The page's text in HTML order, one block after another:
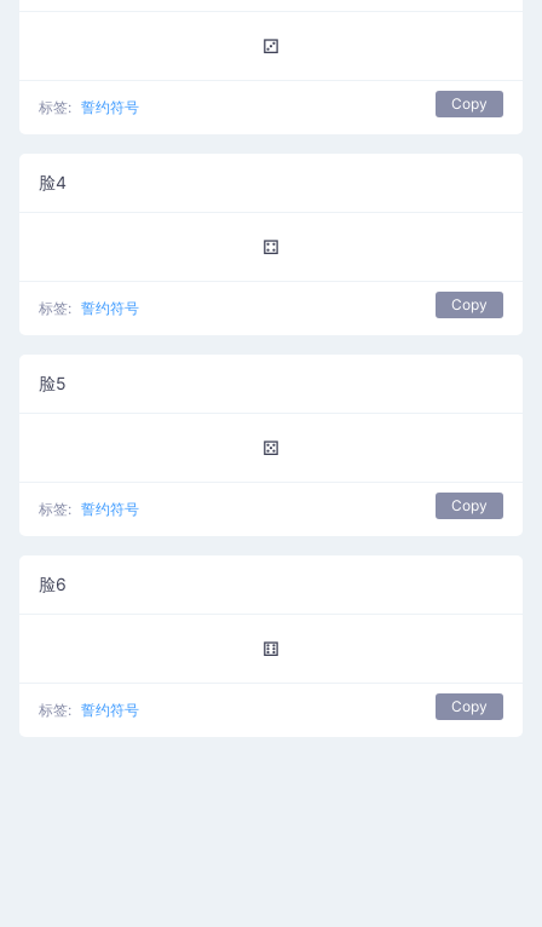
⚂
标签: 誓约符号 Copy
脸4
⚃
标签: 誓约符号 Copy
脸5
⚄
标签: 誓约符号 Copy
脸6
⚅
标签: 誓约符号 Copy